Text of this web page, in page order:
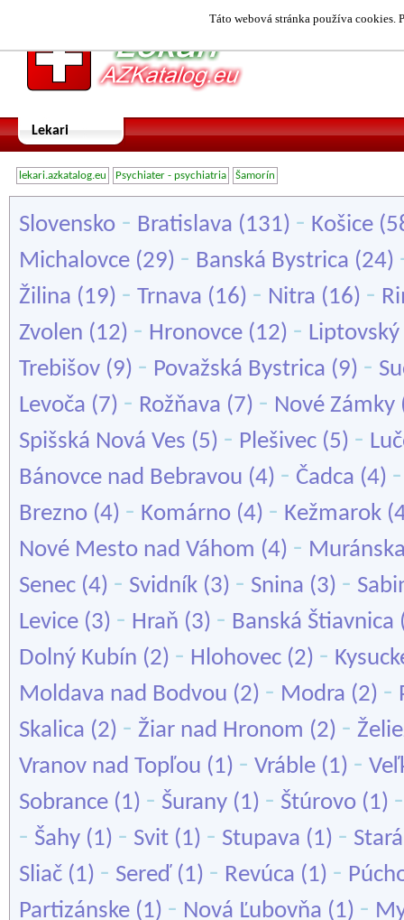
Táto webová stránka používa cookies.
Lekari
lekari.azkatalog.eu Psychiater - psychiatria Šamorín
Slovensko - Bratislava (131) - Košice
Michalovce (29) - Banská Bystrica (24)
Žilina (19) - Trnava (16) - Nitra (16) -
Zvolen (12) - Hronovce (12) -
Trebišov (9) - Považská Bystrica (9) -
Levoča (7) - Rožňava (7) - Nové Zámky
Spišská Nová Ves (5) - Plešivec (5) -
Bánovce nad Bebravou (4) - Čadca (4)
Brezno (4) - Komárno (4) - Kežmarok
Nové Mesto nad Váhom (4) -
Senec (4) - Svidník (3) - Snina (3) -
Levice (3) - Hraň (3) - Banská Štiavnica
Dolný Kubín (2) - Hlohovec (2) -
Moldava nad Bodvou (2) - Modra (2) -
Skalica (2) - Žiar nad Hronom (2) -
Vranov nad Topľou (1) - Vráble (1) -
Sobrance (1) - Šurany (1) - Štúrovo (1)
- Šahy (1) - Svit (1) - Stupava (1) -
Sliač (1) - Sereď (1) - Revúca (1) -
Partizánske (1) - Nová Ľubovňa (1) -